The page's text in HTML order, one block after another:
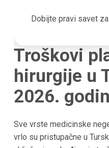
Dobijte pravi savet
Troškovi
hirurgije u
2026.
Sve vrste medicinske
vrlo su pristupačne u